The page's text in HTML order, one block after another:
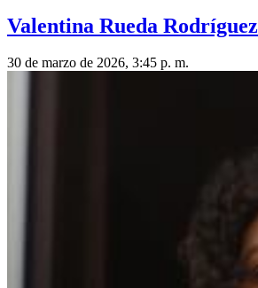
Valentina Rueda Rodríguez
30 de marzo de 2026, 3:45 p. m.